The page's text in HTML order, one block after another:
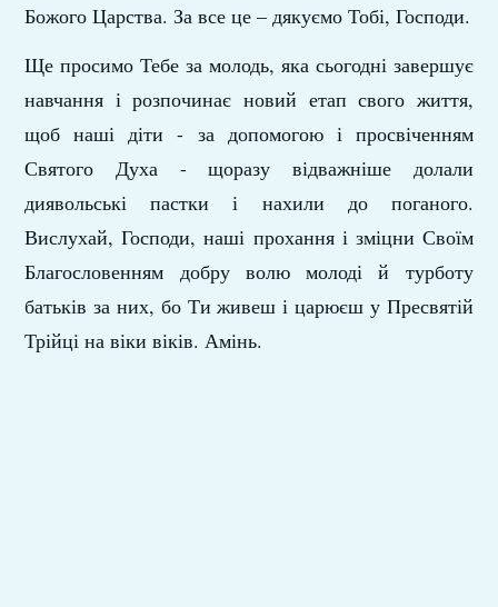
Божого Царства. За все це – дякуємо Тобі, Господи.
Ще просимо Тебе за молодь, яка сьогодні завершує
навчання і розпочинає новий етап свого життя,
щоб наші діти - за допомогою і просвіченням
Святого Духа - щоразу відважніше долали
диявольські пастки і нахили до поганого.
Вислухай, Господи, наші прохання і зміцни Своїм
Благословенням добру волю молоді й турботу
батьків за них, бо Ти живеш і царюєш у Пресвятій
Трійці на віки віків. Амінь.